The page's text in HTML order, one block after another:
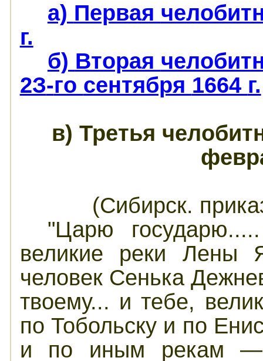
а) Первая
г.
б) Вторая
2З-го сентября 1664 г.
в)Третья
(Сибирск.
"Царю государю
великие реки Лены
человек Сенька
твоему... итебе, вели
по Тобольску и по Ен
и по иным рекам